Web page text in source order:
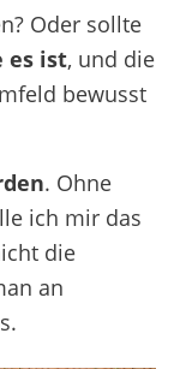
Oder sollte
es ist, und die
bewusst
. Ohne
ich mir das
die
an